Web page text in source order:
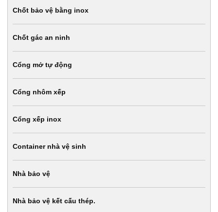
Chốt bảo vệ bằng inox
Chốt gác an ninh
Cổng mở tự động
Cổng nhôm xếp
Cổng xếp inox
Container nhà vệ sinh
Nhà bảo vệ
Nhà bảo vệ kết cấu thép.